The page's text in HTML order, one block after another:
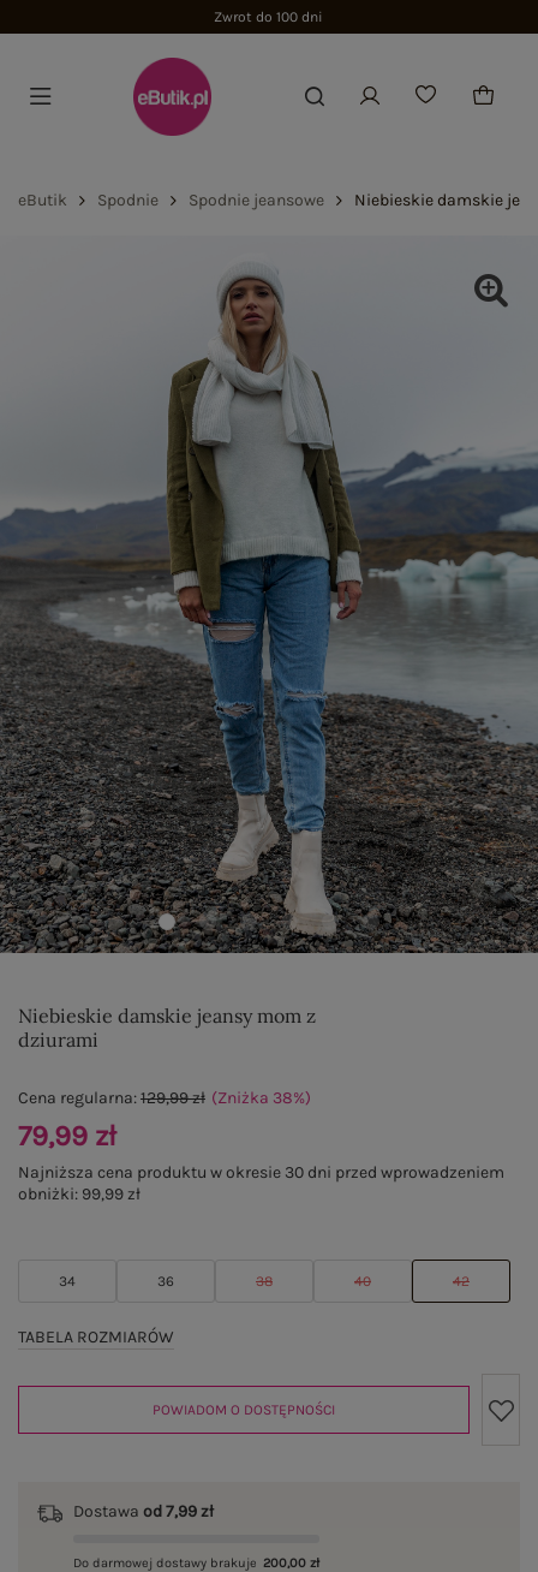
Zwrot do 100 dni
eButik Spodnie Spodnie jeansowe Niebieskie damskie
Niebieskie damskie jeansy mom z
dziurami
34 36 38 40 42
TABELA ROZMIARÓW
Cena regularna:129,99 zł (Zniżka 38%)
79,99 zł
Najniższa cena produktu w okresie 30 dni przed wprowadzeniem
obniżki: 99,99 zł
POWIADOM O DOSTĘPNOŚCI
Dostawa od 7,99 zł
Do darmowej dostawy brakuje 200,00 zł